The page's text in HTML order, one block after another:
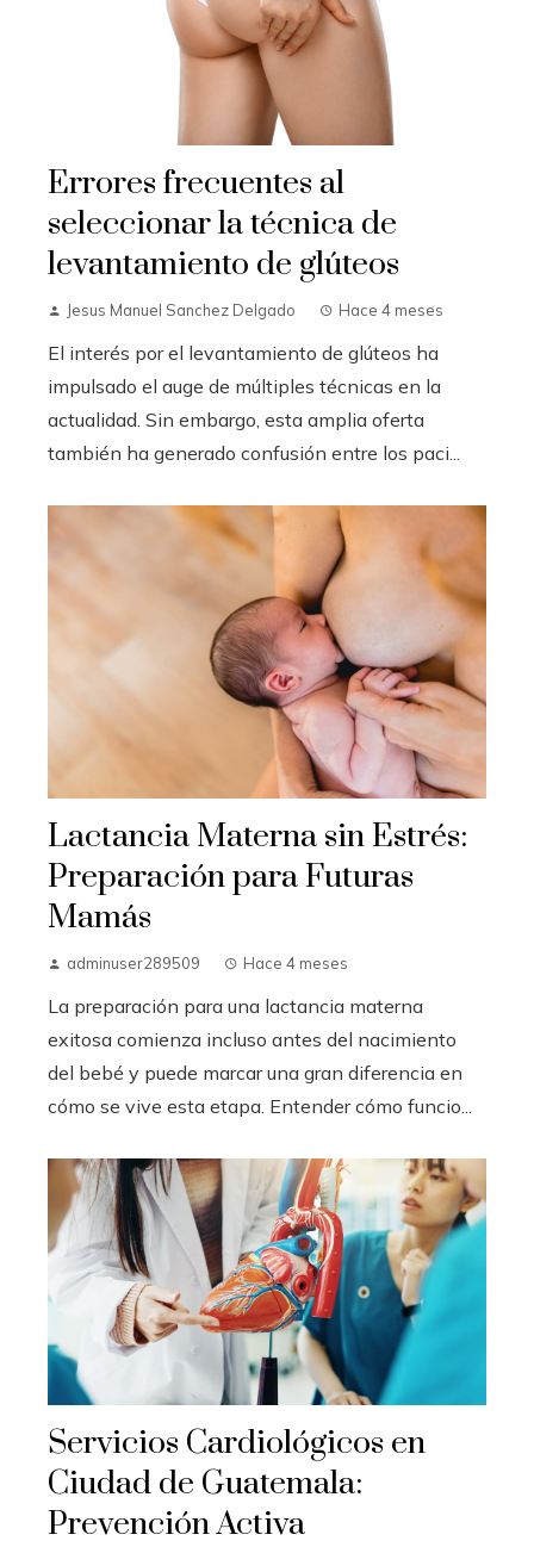
Errores frecuentes al
seleccionar la técnica de
levantamiento de glúteos
Jesus Manuel Sanchez Delgado Hace 4 meses
El interés por el levantamiento de glúteos ha
impulsado el auge de múltiples técnicas en la
actualidad. Sin embargo, esta amplia oferta
también ha generado confusión entre los paci...
Lactancia Materna sin Estrés:
Preparación para Futuras
Mamás
adminuser289509 Hace 4 meses
La preparación para una lactancia materna
exitosa comienza incluso antes del nacimiento
del bebé y puede marcar una gran diferencia en
cómo se vive esta etapa. Entender cómo funcio...
Servicios Cardiológicos en
Ciudad de Guatemala:
Prevención Activa